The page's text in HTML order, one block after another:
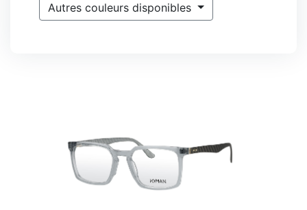
Autres couleurs disponibles